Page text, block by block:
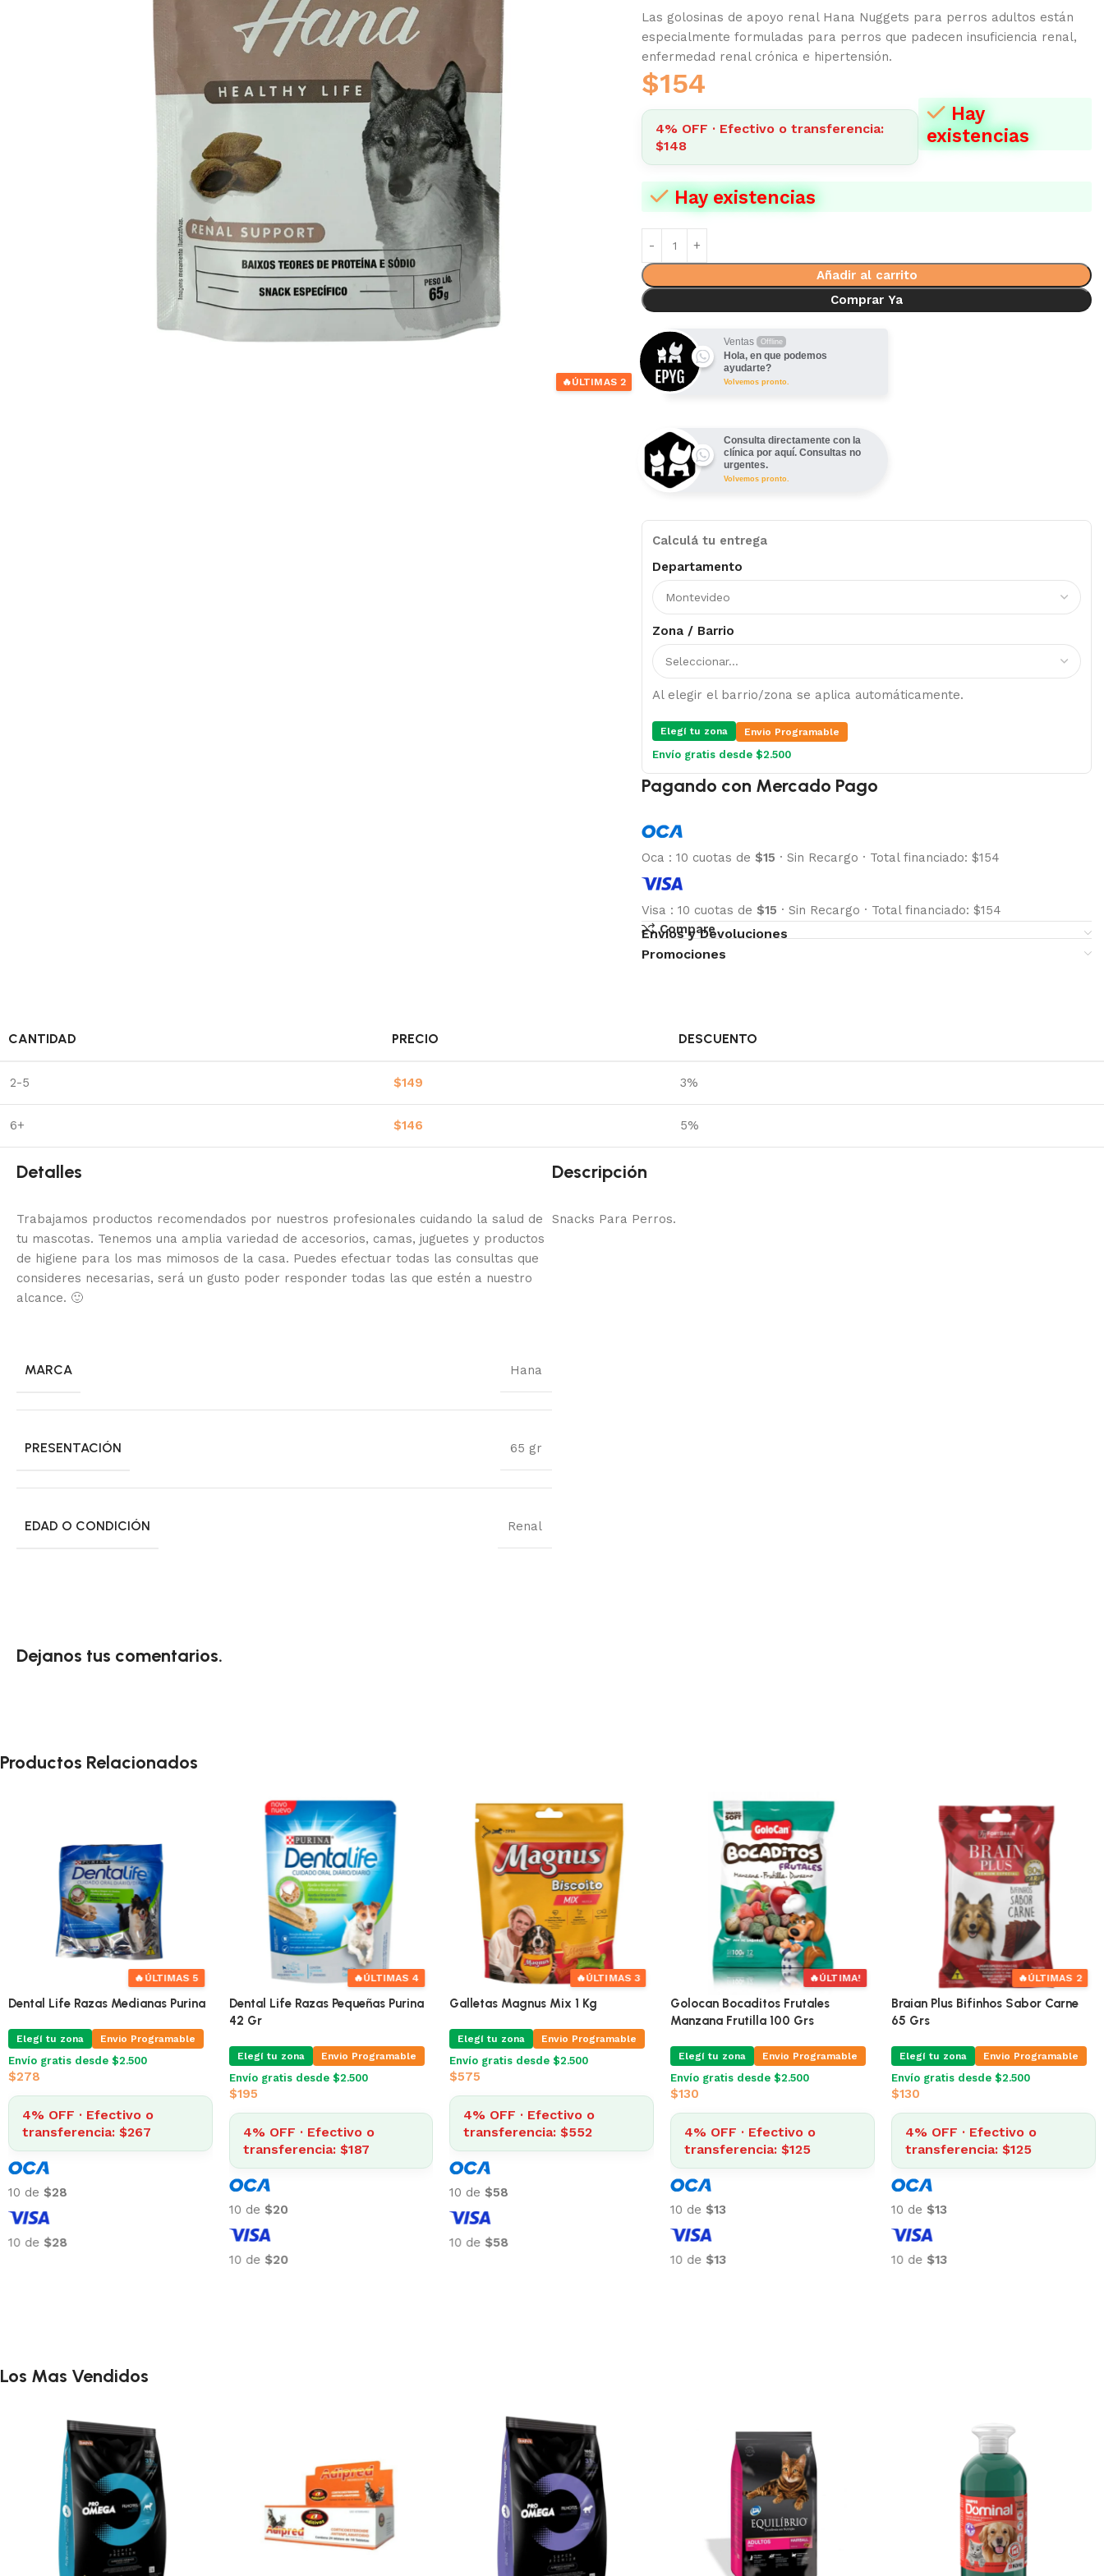
🔥ÚLTIMAS 2
Las golosinas de apoyo renal Hana Nuggets para perros adultos están
especialmente formuladas para perros que padecen insuficiencia renal,
enfermedad renal crónica e hipertensión.
$154
4% OFF · Efectivo o transferencia:
$148
Hay
existencias
Hay existencias
Añadir al carrito
Comprar Ya
Ventas Offline
Hola, en que podemos
ayudarte?
Volvemos pronto.
Consulta directamente con la
clínica por aquí. Consultas no
urgentes.
Volvemos pronto.
Calculá tu entrega
Departamento
Zona / Barrio
Al elegir el barrio/zona se aplica automáticamente.
Elegí tu zona Envio Programable
Envío gratis desde $2.500
Pagando con Mercado Pago
Oca : 10 cuotas de $15 · Sin Recargo · Total financiado: $154
Visa : 10 cuotas de $15 · Sin Recargo · Total financiado: $154
Compare
Envíos y Devoluciones
Promociones
CANTIDAD PRECIO DESCUENTO
2-5 $149 3%
6+ $146 5%
Detalles
Trabajamos productos recomendados por nuestros profesionales cuidando la salud de
tu mascotas. Tenemos una amplia variedad de accesorios, camas, juguetes y productos
de higiene para los mas mimosos de la casa. Puedes efectuar todas las consultas que
consideres necesarias, será un gusto poder responder todas las que estén a nuestro
alcance. 🙂
MARCA Hana
PRESENTACIÓN 65 gr
EDAD O CONDICIÓN Renal
Descripción
Snacks Para Perros.
Dejanos tus comentarios.
Productos Relacionados
🔥ÚLTIMAS 4
Veggiedent 5-10 Kg Paquete 15
Elegí tu zona Envio Programable
Envío gratis desde $2.500
$564
4% OFF · Efectivo o
transferencia: $541
10 de$56
🔥ÚLTIMAS 5
Dental Life Razas Medianas Purina
Envío gratis desde $2.500
$278
4% OFF · Efectivo o
transferencia: $267
10 de$28
10 de$28
🔥ÚLTIMAS 4
Dental Life Razas Pequeñas Purina
Elegí tu zona Envio Programable
Envío gratis desde $2.500
$195
4% OFF · Efectivo o
transferencia: $187
10 de$20
🔥 ÚLTIMAS 3
Galletas Magnus Mix 1 Kg
Envío gratis desde $2.500
$575
4% OFF · Efectivo o
transferencia: $552
10 de$58
10 de$58
🔥ÚLTIMA!
Golocan Bocaditos Frutales
Manzana Frutilla 100 Grs
Elegí tu zona Envio Programable
Envío gratis desde $2.500
$130
4% OFF · Efectivo o
transferencia: $125
10 de $13
10 de $13
Los Mas Vendidos